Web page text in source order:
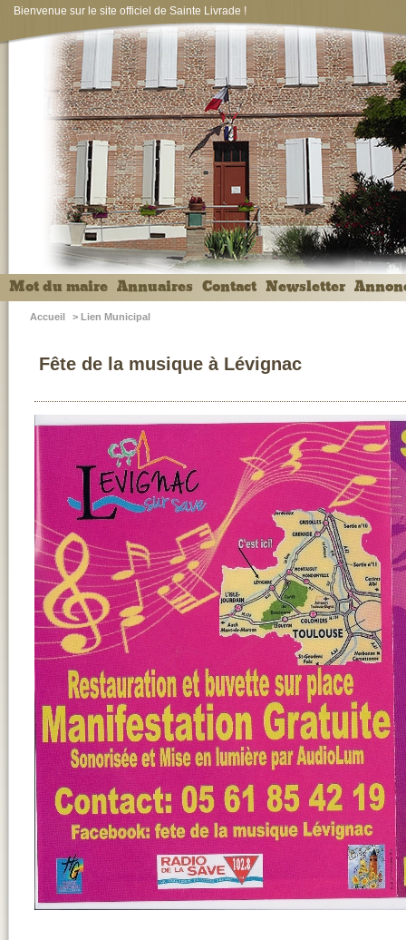
Bienvenue sur le site officiel de Sainte Livrade !
Mot du maire Annuaires Contact Newsletter
Accueil > Lien Municipal
Fête de la musique à Lévignac